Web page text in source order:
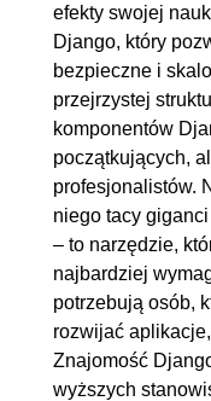
2.3. Przedstawienie
bazy danych
2.4. Modele w
migracja obiektów
danych
2.5. Django shell
2.6. Panel
Django
2.7. Logowanie i
użytkownika
2.8. Omówienie
efekty swojej
Django, który
bezpieczne i
przejrzystej
komponentów
początkujących,
profesjonalistów.
niego tacy
– to narzędzie,
najbardziej
potrzebują osób,
rozwijać
Znajomość
wyższych